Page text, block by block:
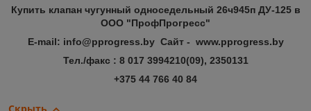
Купить клапан чугунный односедельный 26ч945п ДУ-125 в
ООО "ПрофПрогресс"
E-mail: info@pprogress.by Сайт - www.pprogress.by
Тел./факс : 8 017 3994210(09), 2350131
+375 44 766 40 84